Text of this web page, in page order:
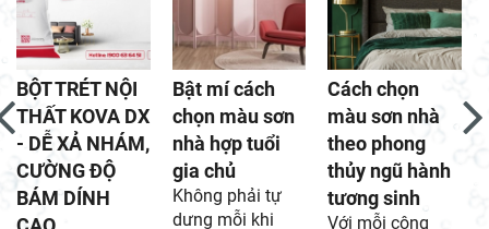
BỘT TRÉT NỘI
THẤT KOVA DX
- DỄ XẢ NHÁM,
CƯỜNG ĐỘ
BÁM DÍNH
Bật mí cách
chọn màu sơn
nhà hợp tuổi
gia chủ
Không phải tự
dưng mỗi khi
Cách chọn
màu sơn nhà
theo phong
thủy ngũ hành
tương sinh
Với mỗi công